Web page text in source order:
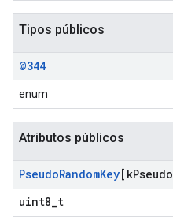
Tipos públicos
@344
enum
Atributos públicos
PseudoRandomKey[kPseudo
uint8_t